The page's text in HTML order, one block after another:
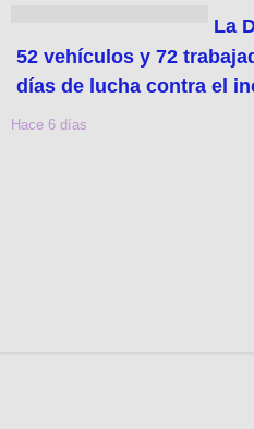
La
52 vehículos y 72
días de lucha contra el
Hace 6 días